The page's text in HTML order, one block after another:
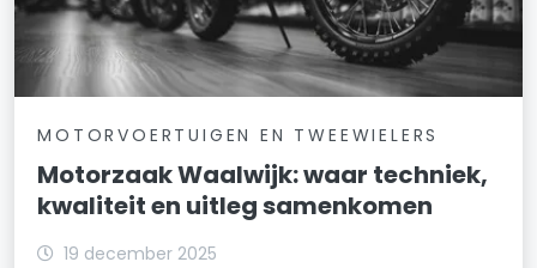
MOTORVOERTUIGEN EN TWEEWIELERS
Motorzaak Waalwijk: waar techniek,
kwaliteit en uitleg samenkomen
19 december 2025